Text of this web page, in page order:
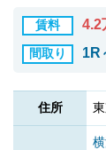
賃料 4.2
間取り 1R
住所